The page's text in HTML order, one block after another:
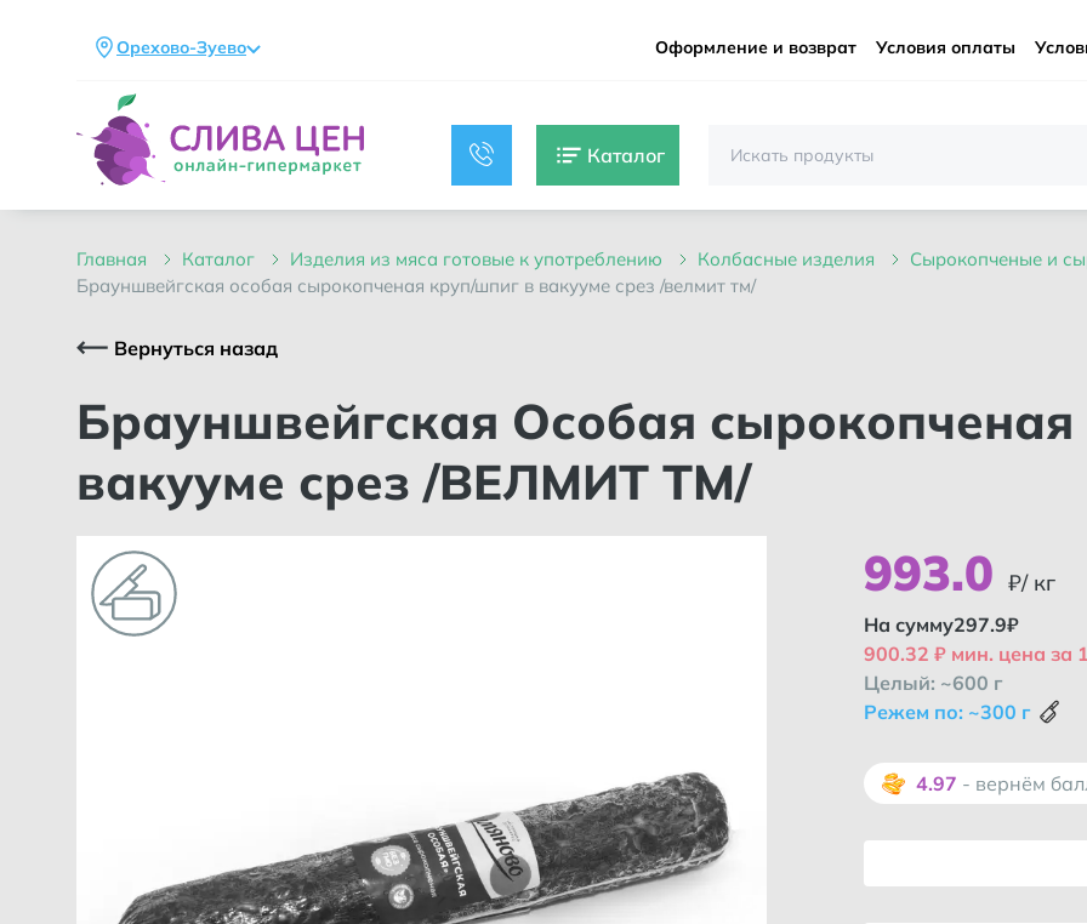
Орехово-Зуево Оформление и возврат Условия оплаты
Каталог
главная каталог изделия из мяса готовые к употреблению колбасные изделия
сырокопченые и
брауншвейгская особая сырокопченая круп/шпиг в вакууме срез /велмит тм/
Вернуться назад
Брауншвейгская Особая сырокопченая круп/шпиг в
вакууме срез /ВЕЛМИТ ТМ/
993.0 ₽/ кг
На сумму297.9₽
900.32 ₽ мин. цена за
Целый: ~600 г
Режем по: ~300 г
4.97 - вернём